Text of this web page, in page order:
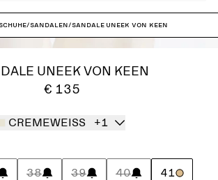
/Sandalen/Sandale Uneek von Keen
UNEEK VON KEEN
€ 135
CREMEWEISS +1
38 39 40 41